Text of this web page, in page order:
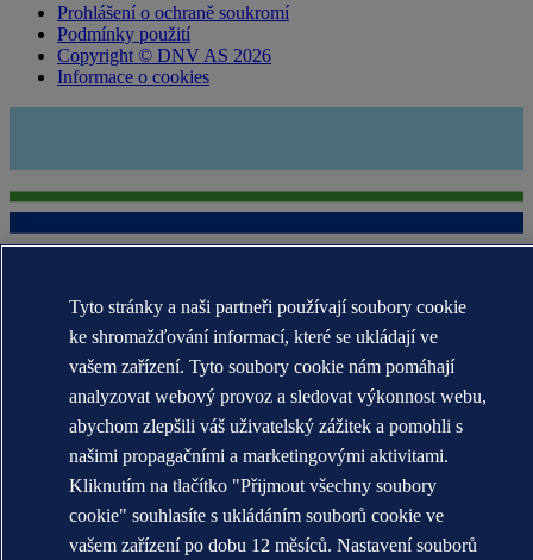
Prohlášení o ochraně soukromí
Podmínky použití
Copyright © DNV AS 2026
Informace o cookies
Ochranné známky DNV GL®, DNV®, The Horizon Graphic a Det
Norske Veritas® jsou majetkem společností skupiny Det Norske
Veritas. Všechna práva vyhrazena.
WHEN TRUST MATTERS
Tyto stránky a naši partneři používají soubory cookie
ke shromažďování informací, které se ukládají ve
vašem zařízení. Tyto soubory cookie nám pomáhají
analyzovat webový provoz a sledovat výkonnost webu,
abychom zlepšili váš uživatelský zážitek a pomohli s
našimi propagačními a marketingovými aktivitami.
Kliknutím na tlačítko "Přijmout všechny soubory
cookie" souhlasíte s ukládáním souborů cookie ve
vašem zařízení po dobu 12 měsíců. Nastavení souborů